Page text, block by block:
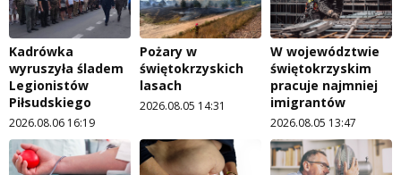
Kadrówka
wyruszyła śladem
Legionistów
Piłsudskiego
2026.08.06 16:19
Pożary w
świętokrzyskich
lasach
2026.08.05 14:31
W województwie
świętokrzyskim
pracuje najmniej
imigrantów
2026.08.05 13:47